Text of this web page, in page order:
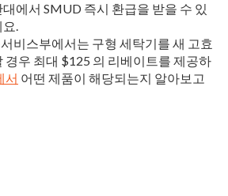
에서 SMUD 즉시 환급을 받을 수 있
.
비스부에서는 구형 세탁기를 새 고효
경우 최대 $125 의 리베이트를 제공하
서 어떤 제품이 해당되는지 알아보고